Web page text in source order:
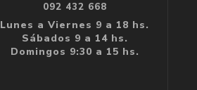
092 432 668
Lunes a Viernes 9 a 18 hs.
Sábados 9 a 14 hs.
Domingos 9:30 a 15 hs.